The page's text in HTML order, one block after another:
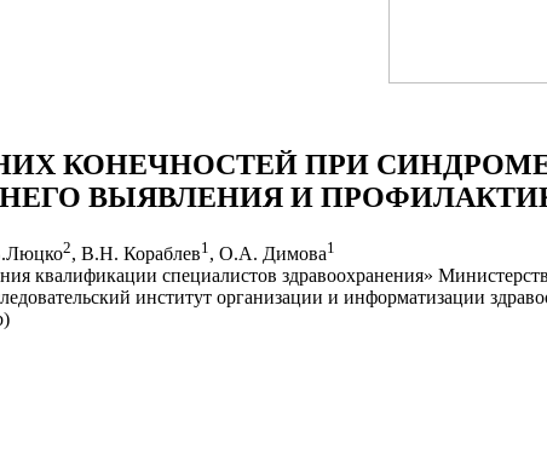
КОНЕЧНОСТЕЙ ПРИ
ВЫЯВЛЕНИЯ И
2, В.Н. Кораблев1 , О.А. Димова1
специалистов здравоохранения»
институт организации и информатизации